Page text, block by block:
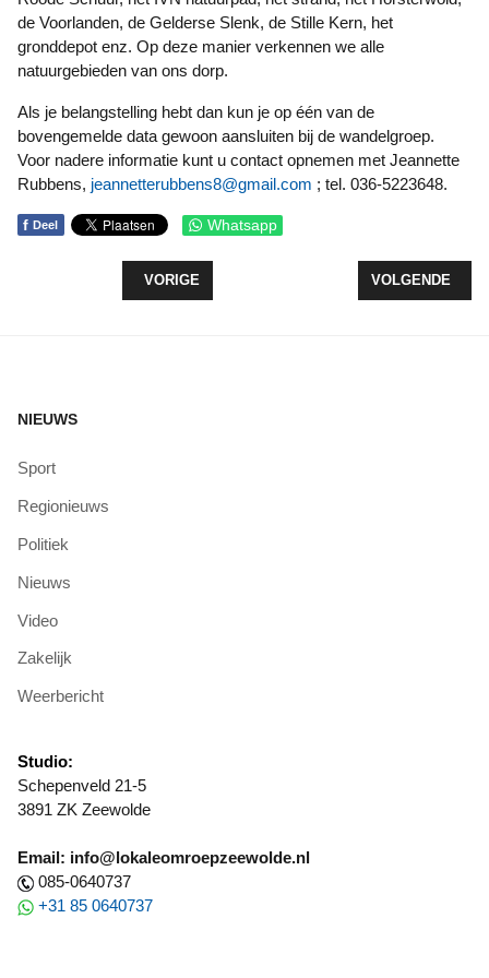
de Voorlanden, de Gelderse Slenk, de Stille Kern, het
gronddepot enz. Op deze manier verkennen we alle
natuurgebieden van ons dorp.
Als je belangstelling hebt dan kun je op één van de
bovengemelde data gewoon aansluiten bij de wandelgroep.
Voor nadere informatie kunt u contact opnemen met Jeannette
Rubbens, jeannetterubbens8@gmail.com ; tel. 036-5223648.
f Deel Whatsapp
VORIG ARTIKEL: HERTZZ WATERSCAPES: EEN
VORIGE VOLGENDE
VOLGENDE
NIEUWS
Sport
Regionieuws
Politiek
Nieuws
Video
Zakelijk
Weerbericht
Studio:
Schepenveld 21-5
3891 ZK Zeewolde
Email: info@lokaleomroepzeewolde.nl
085-0640737
+31 85 0640737